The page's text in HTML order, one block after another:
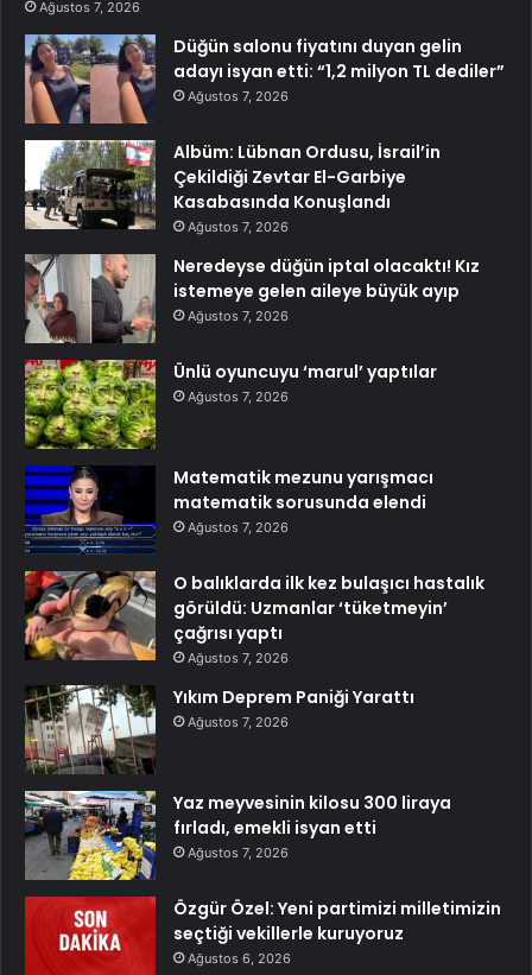
Ağustos 7, 2026
Düğün salonu fiyatını duyan gelin
adayı isyan etti: “1,2 milyon TL dediler”
Ağustos 7, 2026
Albüm: Lübnan Ordusu, İsrail’in
Çekildiği Zevtar El-Garbiye
Kasabasında Konuşlandı
Ağustos 7, 2026
Neredeyse düğün iptal olacaktı! Kız
istemeye gelen aileye büyük ayıp
Ağustos 7, 2026
Ünlü oyuncuyu ‘marul’ yaptılar
Ağustos 7, 2026
Matematik mezunu yarışmacı
matematik sorusunda elendi
Ağustos 7, 2026
O balıklarda ilk kez bulaşıcı hastalık
görüldü: Uzmanlar ‘tüketmeyin’
çağrısı yaptı
Ağustos 7, 2026
Yıkım Deprem Paniği Yarattı
Ağustos 7, 2026
Yaz meyvesinin kilosu 300 liraya
fırladı, emekli isyan etti
Ağustos 7, 2026
Özgür Özel: Yeni partimizi milletimizin
seçtiği vekillerle kuruyoruz
Ağustos 6, 2026